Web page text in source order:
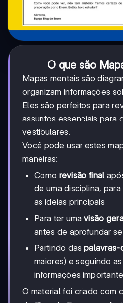
O que são
Mapas mentais são
organizam informações
Eles são perfeitos para
assuntos essenciais para
vestibulares.
Você pode usar estes
maneiras:
Como revisão final
de uma disciplina,
as ideias principais
Para ter uma visão
antes de aprofundar
Partindo das palavras-
maiores) e seguindo
informações
O material foi criado com